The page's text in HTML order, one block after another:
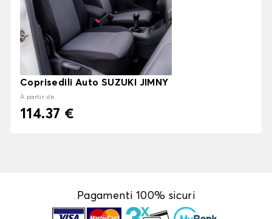
Coprisedili Auto SUZUKI JIMNY
À partir de
114.37 €
Pagamenti 100% sicuri